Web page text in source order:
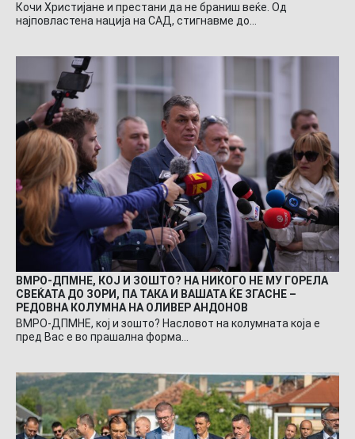
Кочи Христијане и престани да не браниш веќе. Од
најповластена нација на САД, стигнавме до…
ВМРО-ДПМНЕ, КОЈ И ЗОШТО? НА НИКОГО НЕ МУ ГОРЕЛА
СВЕЌАТА ДО ЗОРИ, ПА ТАКА И ВАШАТА ЌЕ ЗГАСНЕ –
РЕДОВНА КОЛУМНА НА ОЛИВЕР АНДОНОВ
ВМРО-ДПМНЕ, кој и зошто? Насловот на колумната која е
пред Вас е во прашална форма…